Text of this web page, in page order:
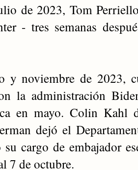
de 2023, Tom
- tres semanas
y noviembre de 2023,
la administración
en mayo. Colin Kahl
dejó el
cargo de embajador
7 de octubre.